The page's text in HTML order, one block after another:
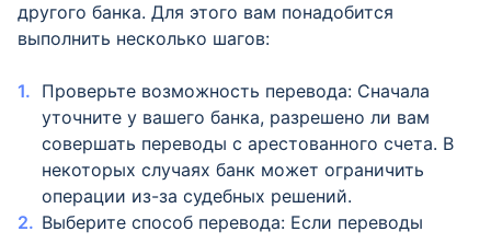
другого банка. Для этого вам понадобится
выполнить несколько шагов:
Проверьте возможность перевода: Сначала
уточните у вашего банка, разрешено ли вам
совершать переводы с арестованного счета. В
некоторых случаях банк может ограничить
операции из-за судебных решений.
Выберите способ перевода: Если переводы